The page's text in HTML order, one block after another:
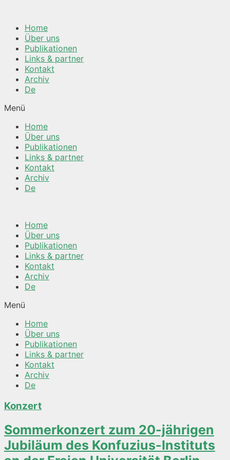
Inhalt Home
Über uns
Publikationen
Links & partner
Kontakt
Archiv
De
Menü
Home
Über uns
Publikationen
Links & partner
Kontakt
Archiv
De
Home
Über uns
Publikationen
Links & partner
Kontakt
Archiv
De
Menü
Home
Über uns
Publikationen
Links & partner
Kontakt
Archiv
De
Konzert
Sommerkonzert zum 20-jährigen
Jubiläum des Konfuzius-Instituts